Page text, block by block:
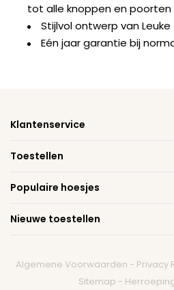
tot alle knoppen en poorten
Stijlvol ontwerp van
Eén jaar garantie bij
Klantenservice
Toestellen
Populaire hoesjes
Nieuwe toestellen
Algemene Voorwaarden - Privacy
Sitemap -